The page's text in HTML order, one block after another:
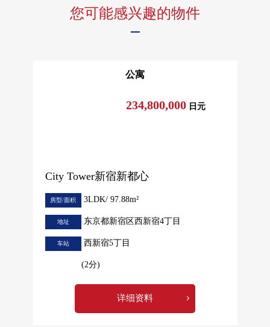
您可能感兴趣的物件
公寓
City Tower新宿新都心
234,800,000 日元
房型/面积 3LDK/ 97.88m²
地址 东京都新宿区西新宿4丁目
车站 西新宿5丁目
(2分)
详细资料